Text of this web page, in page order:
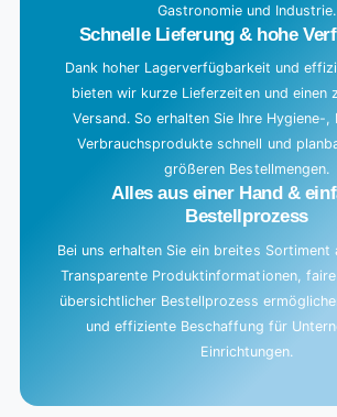
Gastronomie und Industrie.
Schnelle Lieferung & hohe
Dank hoher Lagerverfügbarkeit und
bieten wir kurze Lieferzeiten und einen
Versand. So erhalten Sie Ihre Hygiene-,
Verbrauchsprodukte schnell und
größeren Bestellmengen.
Alles aus einer Hand &
Bestellprozess
Bei uns erhalten Sie ein breites Sortiment
Transparente Produktinformationen,
übersichtlicher Bestellprozess
und effiziente Beschaffung für
Einrichtungen.